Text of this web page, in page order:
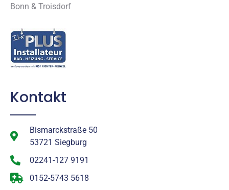
Bonn & Troisdorf
Kontakt
Bismarckstraße 50
53721 Siegburg
02241-127 9191
0152-5743 5618